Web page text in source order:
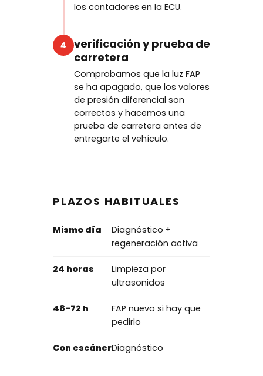
los contadores en la ECU.
4
verificación y prueba de
carretera
Comprobamos que la luz FAP
se ha apagado, que los valores
de presión diferencial son
correctos y hacemos una
prueba de carretera antes de
entregarte el vehículo.
PLAZOS HABITUALES
Mismo día
Diagnóstico +
regeneración activa
24 horas
Limpieza por
ultrasonidos
48-72 h
FAP nuevo si hay que
pedirlo
Con escánerDiagnóstico